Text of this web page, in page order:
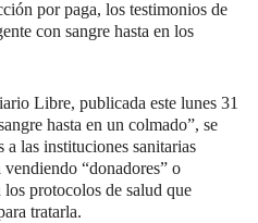
por paga, los testimonios de
con sangre hasta en los
Libre, publicada este lunes 31
hasta en un colmado”, se
a las instituciones sanitarias
“donadores” o
protocolos de salud que
tratarla.